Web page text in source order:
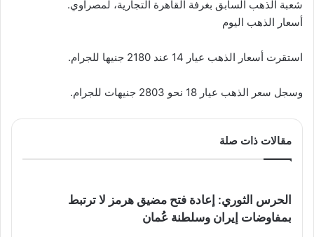
شعبة الذهب السابق بغرفة القاهرة التجارية، لمصراوي.
أسعار الذهب اليوم
استقرت أسعار الذهب عيار 14 عند 2180 جنيها للجرام.
وسجل سعر الذهب عيار 18 نحو 2803 جنيهات للجرام.
مقالات ذات صلة
الحرس الثوري: إعادة فتح مضيق هرمز لا ترتبط
بمفاوضات إيران وسلطنة عُمان